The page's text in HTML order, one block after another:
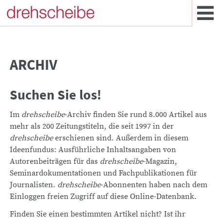
ARCHIV
Suchen Sie los!
Im drehscheibe-Archiv finden Sie rund 8.000 Artikel aus
mehr als 200 Zeitungstiteln, die seit 1997 in der
drehscheibeerschienen sind. Außerdem in diesem
Ideenfundus: Ausführliche Inhaltsangaben von
Autorenbeiträgen für das drehscheibe-Magazin,
Seminardokumentationen und Fachpublikationen für
Journalisten. drehscheibe-Abonnenten haben nach dem
Einloggen freien Zugriff auf diese Online-Datenbank.
Finden Sie einen bestimmten Artikel nicht? Ist ihr